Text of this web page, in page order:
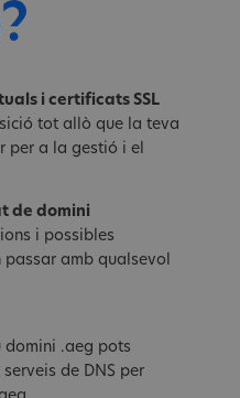
i certificats SSL
tot allò que la teva
per a la gestió i el
de domini
i possibles
passar amb qualsevol
domini .aeg pots
de DNS per